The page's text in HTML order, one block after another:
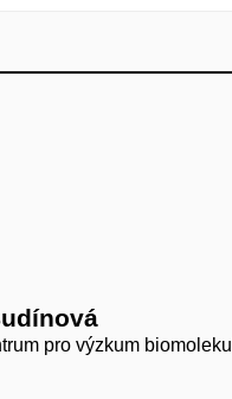
pro výzkum biomolekul